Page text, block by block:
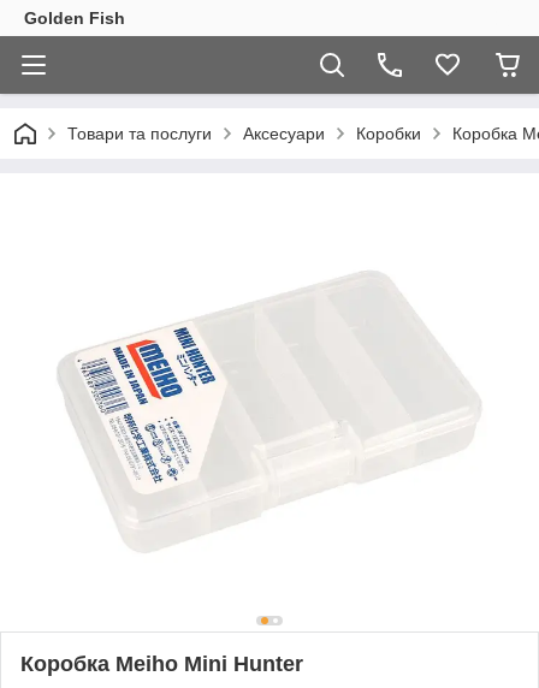
Golden Fish
Товари та послуги Аксесуари Коробки Коробка
Коробка Meiho Mini Hunter